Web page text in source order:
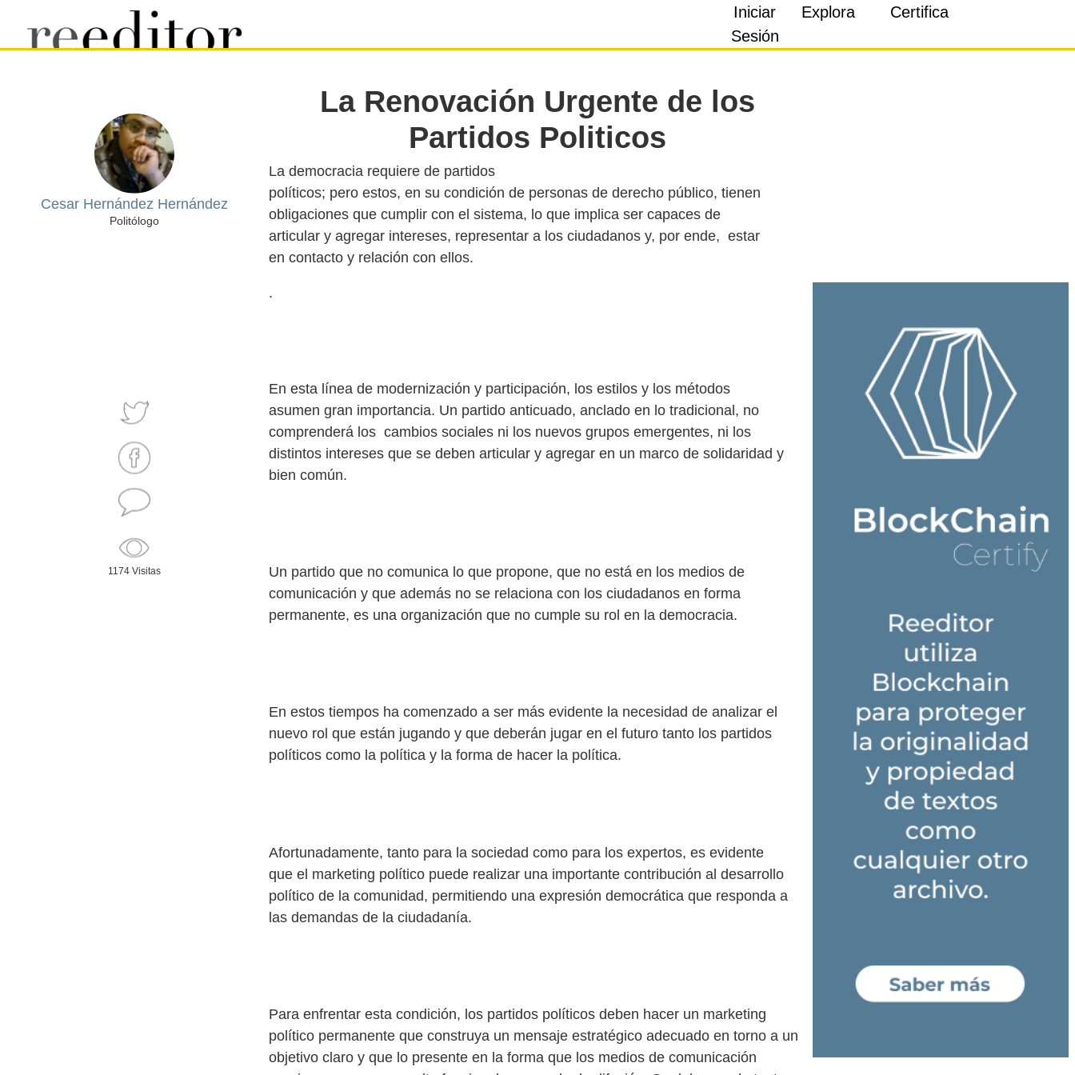
Iniciar
Sesión
Explora Certifica
Cesar Hernández Hernández
Politólogo
La Renovación Urgente de los
Partidos Politicos
La democracia requiere de partidos
políticos; pero estos, en su condición de personas de derecho público, tienen
obligaciones que cumplir con el sistema, lo que implica ser capaces de
articular y agregar intereses, representar a los ciudadanos y, por ende, estar
1174 Visitas
.
En esta línea de modernización y participación, los estilos y los métodos
asumen gran importancia. Un partido anticuado, anclado en lo tradicional, no
comprenderá los cambios sociales ni los nuevos grupos emergentes, ni los
distintos intereses que se deben articular y agregar en un marco de solidaridad y
bien común.
Un partido que no comunica lo que propone, que no está en los medios de
comunicación y que además no se relaciona con los ciudadanos en forma
permanente, es una organización que no cumple su rol en la democracia.
En estos tiempos ha comenzado a ser más evidente la necesidad de analizar el
nuevo rol que están jugando y que deberán jugar en el futuro tanto los partidos
políticos como la política y la forma de hacer la política.
Afortunadamente, tanto para la sociedad como para los expertos, es evidente
que el marketing político puede realizar una importante contribución al desarrollo
político de la comunidad, permitiendo una expresión democrática que responda a
las demandas de la ciudadanía.
Para enfrentar esta condición, los partidos políticos deben hacer un marketing
político permanente que construya un mensaje estratégico adecuado en torno a un
objetivo claro y que lo presente en la forma que los medios de comunicación